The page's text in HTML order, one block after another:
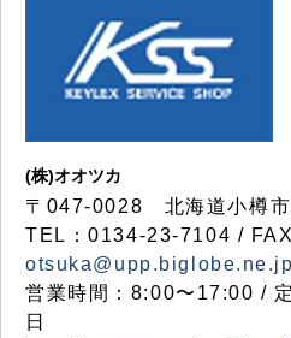
(株)オオツカ
〒047-0028 北海道小樽
TEL：0134-23-7104 /
otsuka@upp.biglobe.ne.jp
営業時間：8:00〜17:00 /
日